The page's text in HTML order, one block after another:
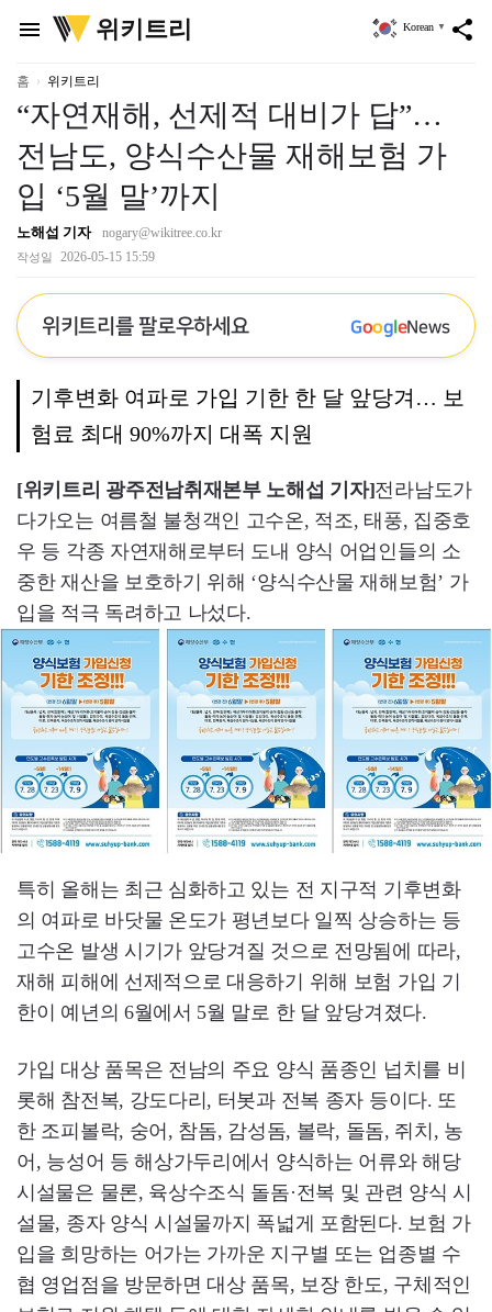
menu
위
키
리
위키트리 share
Korean ▼
홈 위키트리
“자연재해, 선제적 대비가 답”…
전남도, 양식수산물 재해보험 가
입 ‘5월 말’까지
노해섭 기자 nogary@wikitree.co.kr
작성일 2026-05-15 15:59
위키트리를 팔로우하세요 GoogleNews
기후변화 여파로 가입 기한 한 달 앞당겨… 보
험료 최대 90%까지 대폭 지원
[위키트리 광주전남취재본부 노해섭 기자]전라남도가
다가오는 여름철 불청객인 고수온, 적조, 태풍, 집중호
우 등 각종 자연재해로부터 도내 양식 어업인들의 소
중한 재산을 보호하기 위해 ‘양식수산물 재해보험’ 가
입을 적극 독려하고 나섰다.
특히 올해는 최근 심화하고 있는 전 지구적 기후변화
의 여파로 바닷물 온도가 평년보다 일찍 상승하는 등
고수온 발생 시기가 앞당겨질 것으로 전망됨에 따라,
재해 피해에 선제적으로 대응하기 위해 보험 가입 기
한이 예년의 6월에서 5월 말로 한 달 앞당겨졌다.
가입 대상 품목은 전남의 주요 양식 품종인 넙치를 비
롯해 참전복, 강도다리, 터봇과 전복 종자 등이다. 또
한 조피볼락, 숭어, 참돔, 감성돔, 볼락, 돌돔, 쥐치, 농
어, 능성어 등 해상가두리에서 양식하는 어류와 해당
시설물은 물론, 육상수조식 돌돔·전복 및 관련 양식 시
설물, 종자 양식 시설물까지 폭넓게 포함된다. 보험 가
입을 희망하는 어가는 가까운 지구별 또는 업종별 수
협 영업점을 방문하면 대상 품목, 보장 한도, 구체적인